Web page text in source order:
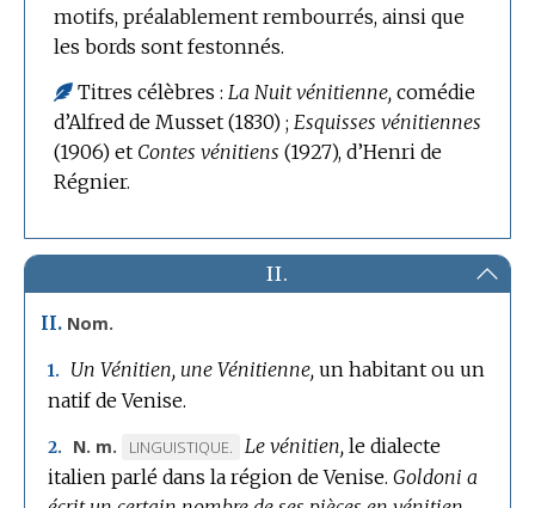
motifs, préalablement rembourrés, ainsi que
les bords sont festonnés.
Titres célèbres :La Nuit vénitienne, comédie
d’Alfred de Musset (1830) ;Esquisses vénitiennes
(1906) et Contes vénitiens (1927), d’Henri de
Régnier.
II.
II. Nom.
1. Un Vénitien, une Vénitienne, un habitant ou un
natif de Venise.
2. N. m.
MARQUE
DE
LINGUISTIQUE. Le vénitien, le dialecte
italien parlé dans la région de Venise. Goldoni a